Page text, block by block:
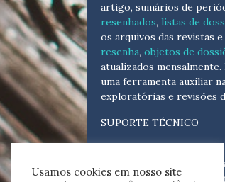
artigo, sumários de
resenhados, listas de
os arquivos das revistas e
resenha, objetos de
atualizados mensalmente.
uma ferramenta auxiliar
exploratórias e revisões
SUPORTE TÉCNICO
Para eventuais
quebrados, senhas e
tópicas, cronológicas,
Usamos cookies em nosso site